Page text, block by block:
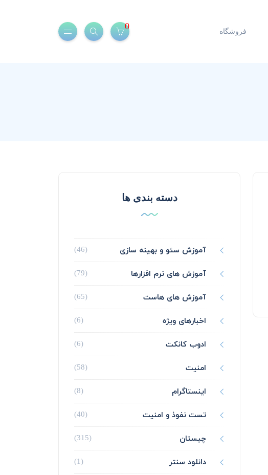
فروشگاه
0
دسته بندی ها
آموزش سئو و بهینه سازی (46)
آموزش های نرم افزارها (79)
آموزش های هاست (65)
اخبارهای ویژه (6)
ادوب کانکت (6)
امنیت (58)
اینستاگرام (8)
تست نفوذ و امنیت (40)
چیستان (315)
دانلود سنتر (1)